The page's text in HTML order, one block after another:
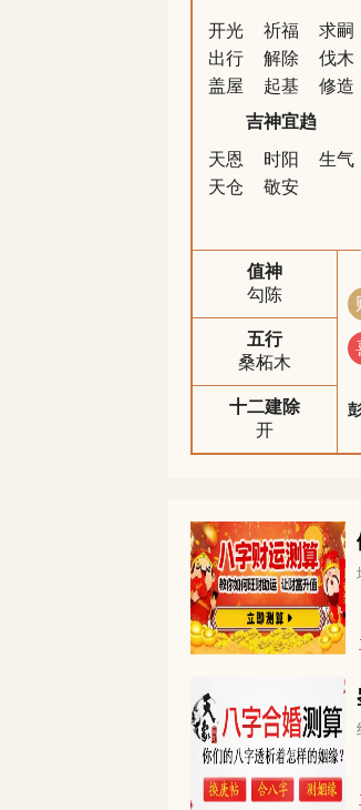
开光 祈福
求嗣
出行
解除
伐木
盖屋
起基
修造
吉神宜趋
天恩
时阳
生气
天仓
敬安
值神
勾陈
五行
桑柘木
十二建除
开